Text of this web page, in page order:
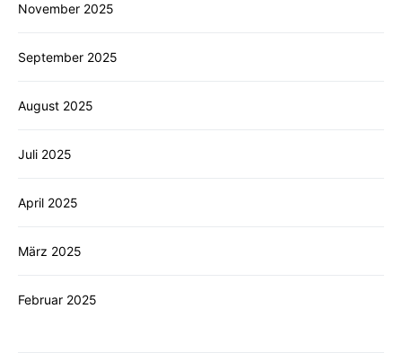
November 2025
September 2025
August 2025
Juli 2025
April 2025
März 2025
Februar 2025